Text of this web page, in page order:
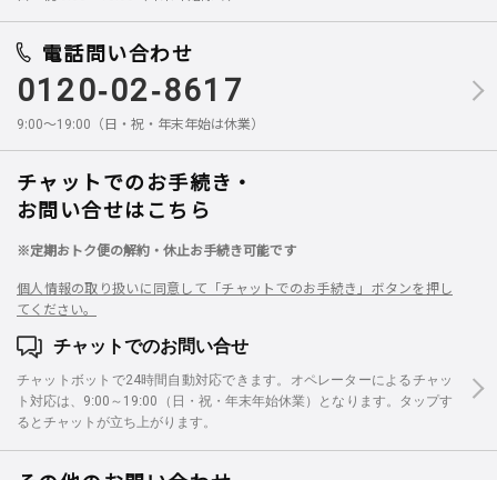
電話問い合わせ
0120-02-8617
9:00～19:00（日・祝・年末年始は休業）
チャットでのお手続き・
お問い合せはこちら
※定期おトク便の解約・休止お手続き可能です
個人情報の取り扱いに同意して「チャットでのお手続き」ボタンを押し
てください。
チャットでのお問い合せ
チャットボットで24時間自動対応できます。オペレーターによるチャッ
ト対応は、9:00～19:00（日・祝・年末年始休業）となります。タップす
るとチャットが立ち上がります。